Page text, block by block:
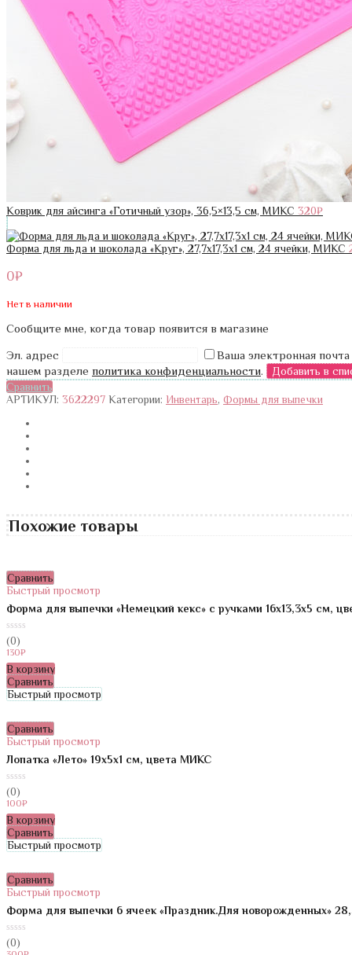
Коврик для айсинга «Готичный узор», 36,5×13,5 см, МИКС 320₽
Форма для льда и шоколада «Круг», 27,7х17,3х1 см, 24 ячейки, МИКС
0₽
Нет в наличии
Сообщите мне, когда товар появится в магазине
Эл. адрес
Ваша электронная
нашем разделе политика конфиденциальности.
Сравнить
АРТИКУЛ: 3622297 Категории: Инвентарь, Формы для выпечки
Похожие товары
Сравнить
Быстрый просмотр
Форма для выпечки «Немецкий кекс» с ручками 16х13,3х5 см,
0
из
5
(0)
130₽
В корзину
Сравнить
Быстрый просмотр
Сравнить
Быстрый просмотр
Лопатка «Лето» 19х5х1 см, цвета МИКС
0
из
5
(0)
100₽
В корзину
Сравнить
Быстрый просмотр
Сравнить
Быстрый просмотр
Форма для выпечки 6 ячеек «Праздник.Для новорожденных»
0
из
(0)